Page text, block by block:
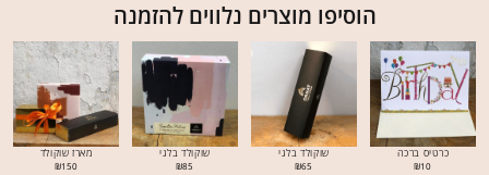
הוסיפו מוצרים נלווים להזמנה
כרטיס ברכה
₪10
שוקולד בלגי
₪65
שוקולד בלגי
₪85
מארז שוקולד
₪150